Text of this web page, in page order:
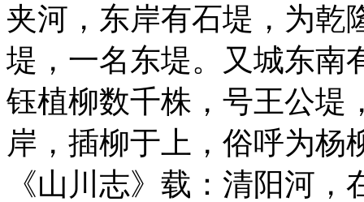
夹河，东岸有石堤，为乾
堤，一名东堤。又城东南
钰植柳数千株，号王公堤
岸，插柳于上，俗呼为杨
《山川志》载：清阳河